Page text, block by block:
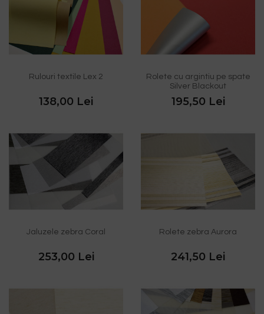
Rulouri textile Lex 2
138,00 Lei
Rolete cu argintiu pe spate
Silver Blackout
195,50 Lei
Jaluzele zebra Coral
253,00 Lei
Rolete zebra Aurora
241,50 Lei